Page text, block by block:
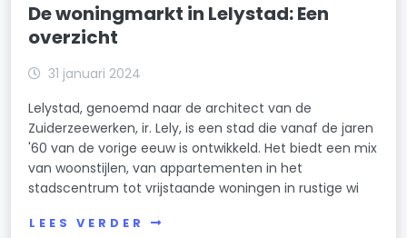
De woningmarkt in Lelystad: Een
overzicht
31 januari 2024
Lelystad, genoemd naar de architect van de
Zuiderzeewerken, ir. Lely, is een stad die vanaf de jaren
'60 van de vorige eeuw is ontwikkeld. Het biedt een mix
van woonstijlen, van appartementen in het
stadscentrum tot vrijstaande woningen in rustige wi
LEES VERDER